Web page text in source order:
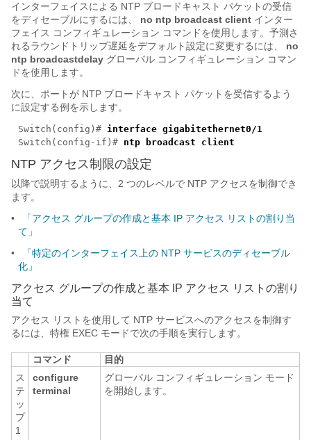
インターフェイスによる NTP ブロードキャスト パケットの受信
をディセーブルにするには、
no ntp broadcast client インター
フェイス コンフィギュレーション コマンドを使用します。予測さ
れるラウンドトリップ遅延をデフォルト設定に変更するには、
no
ntp broadcastdelay グローバル コンフィギュレーション コマン
ドを使用します。
次に、ポートが NTP ブロードキャスト パケットを受信するよう
に設定する例を示します。
Switch(config)# interface gigabitethernet0/1
Switch(config-if)# ntp broadcast client
NTP アクセス制限の設定
以降で説明するように、2 つのレベルで NTP アクセスを制御でき
ます。
•
「アクセス グループの作成と基本 IP アクセス リストの割り当
て」
•
「特定のインターフェイス上の NTP サービスのディセーブル
化」
アクセス グループの作成と基本 IP アクセス リストの割り
当て
アクセス リストを使用して NTP サービスへのアクセスを制御す
るには、特権 EXEC モードで次の手順を実行します。
コマンド
目的
ス
テ
ッ
プ
1
configure
terminal
グローバル コンフィギュレーション モード
を開始します。